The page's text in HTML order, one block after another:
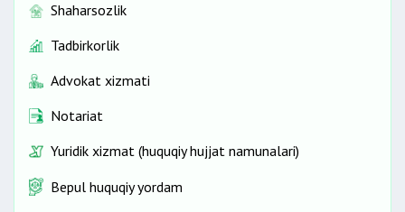
Shaharsozlik
Tadbirkorlik
Advokat xizmati
Notariat
Yuridik xizmat (huquqiy hujjat namunalari)
Bepul huquqiy yordam